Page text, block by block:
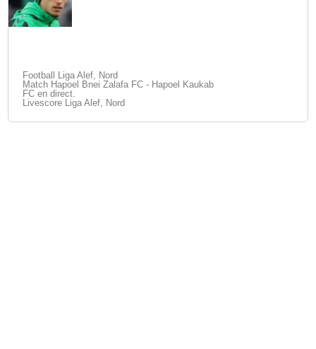
Football Liga Alef, Nord
Match Hapoel Bnei Zalafa FC - Hapoel Kaukab
FC en direct.
Livescore Liga Alef, Nord